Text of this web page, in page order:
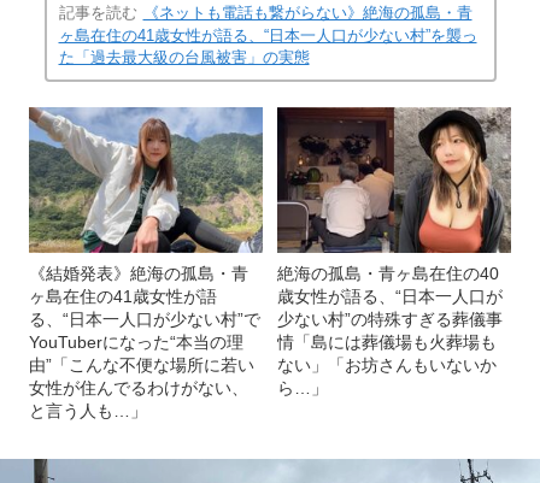
記事を読む
《ネットも電話も繋がらない》絶海の孤島・青
ヶ島在住の41歳女性が語る、“日本一人口が少ない村”を襲っ
た「過去最大級の台風被害」の実態
《結婚発表》絶海の孤島・青
ヶ島在住の41歳女性が語
る、“日本一人口が少ない村”で
YouTuberになった“本当の理
由”「こんな不便な場所に若い
女性が住んでるわけがない、
と言う人も…」
絶海の孤島・青ヶ島在住の40
歳女性が語る、“日本一人口が
少ない村”の特殊すぎる葬儀事
情「島には葬儀場も火葬場も
ない」「お坊さんもいないか
ら…」